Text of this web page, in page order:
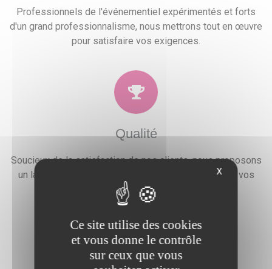
Professionnels de l'événementiel expérimentés et forts
d'un grand professionnalisme, nous mettrons tout en œuvre
pour satisfaire vos exigences.
Qualité
Soucieux de la satisfaction de nos clients, nous proposons
un large choix de prestations qui combleront toutes vos
attentes, besoins et envies festives.
X
Ce site utilise des cookies
et vous donne le contrôle
sur ceux que vous